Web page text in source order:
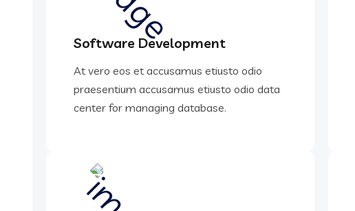
Software Development
At vero eos et accusamus etiusto odio
praesentium accusamus etiusto odio data
center for managing database.